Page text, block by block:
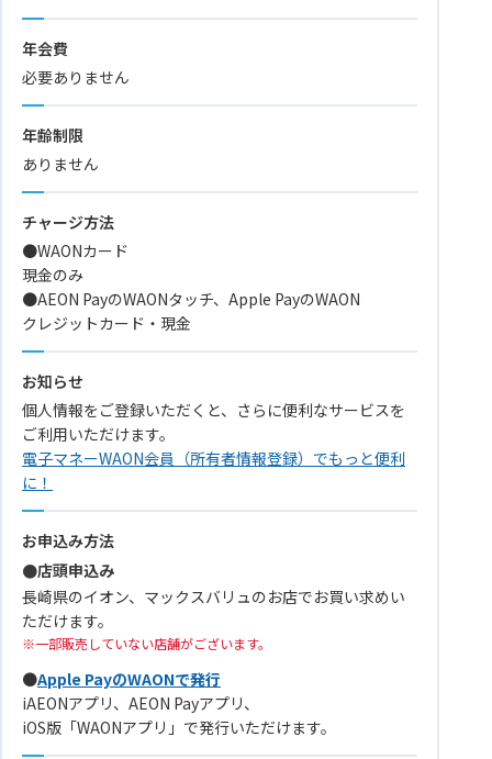
年会費
必要ありません
年齢制限
ありません
チャージ方法
●WAONカード
現金のみ
●AEON PayのWAONタッチ、Apple PayのWAON
クレジットカード・現金
お知らせ
個人情報をご登録いただくと、さらに便利なサービスを
ご利用いただけます。
電子マネーWAON会員（所有者情報登録）でもっと便利
に！
お申込み方法
●店頭申込み
長崎県のイオン、マックスバリュのお店でお買い求めい
ただけます。
一部販売していない店舗がございます。
●Apple PayのWAONで発行
iAEONアプリ、AEON Payアプリ、
iOS版「WAONアプリ」で発行いただけます。